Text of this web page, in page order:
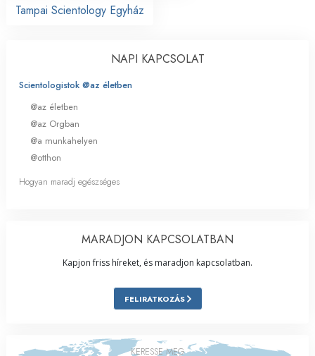
Tampai Scientology Egyház
NAPI KAPCSOLAT
Scientologistok @az életben
@az életben
@az Orgban
@a munkahelyen
@otthon
Hogyan maradj egészséges
MARADJON KAPCSOLATBAN
Kapjon friss híreket, és maradjon kapcsolatban.
FELIRATKOZÁS
KERESSE MEG